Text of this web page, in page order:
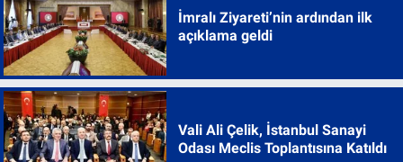
İmralı Ziyareti’nin ardından ilk
açıklama geldi
Vali Ali Çelik, İstanbul Sanayi
Odası Meclis Toplantısına Katıldı